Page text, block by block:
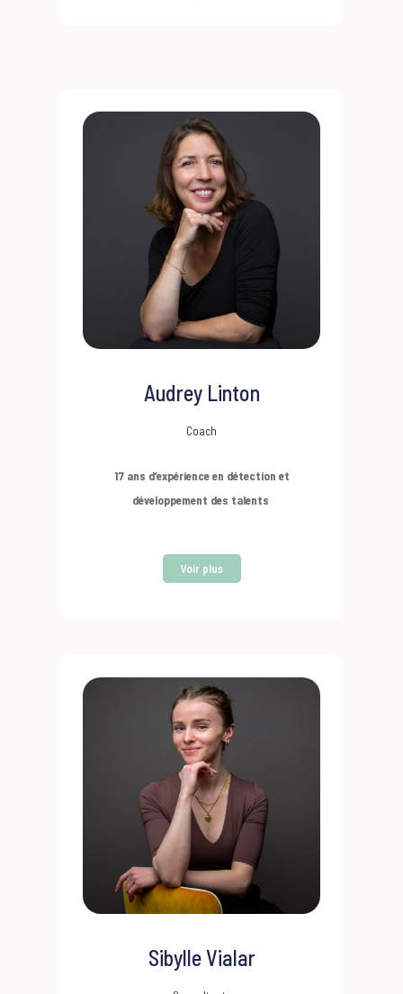
dans l’évaluation des compétences
managériales et leur développement puis
prend la responsabilité du pôle Talent
Management. Elle conçoit des dispositifs
d’assessment et de development centers
pour des managers et des dirigeants,
intervient en coaching individuel et anime des
séminaires d’équipes, de codir, de comex.
Elle enseigne à l’université de Paris-Dauphine
et Paris 8.
(Bordeaux), D.E.S.U Bilan et évaluation des
compétences ( Paris 8), Maitre-Praticien en
par Convergence en coaching d’équipe et
d’organisation.
Audrey Linton
Coach
17 ans d’expérience en détection et
développement des talents
Elle accompagne dans un premier temps les
reconversions et les mobilités professionnelles
progressivement son champ d’action en formant
des managers et des RH dans leur
professionnalisation. Elle intervient sur des
missions d’évaluation et d’assessments de
managers et de dirigeants et forme certains
clients à la pratique de l’assessment. Elle coach
des managers en les aidant à prendre du recul
sur leurs pratiques et leur posture. Elle mène
également des coachings d’équipe pour favoriser
la coopération et développer l’intelligence
certification de Gestalt praticienne, elle intègre
l’approche à sa pratique du coaching dans une
Voir plus
Sibylle Vialar